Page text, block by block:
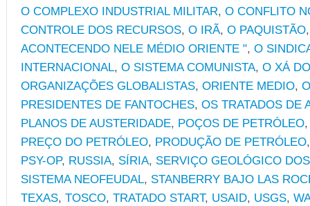
O COMPLEXO INDUSTRIAL MILITAR, O CONFLITO
CONTROLE DOS RECURSOS, O IRÃ, O PAQUISTÃO
ACONTECENDO NELE MÉDIO ORIENTE ", O
INTERNACIONAL, O SISTEMA COMUNISTA, O XÁ
ORGANIZAÇÕES GLOBALISTAS, ORIENTE MEDIO,
PRESIDENTES DE FANTOCHES, OS TRATADOS DE
PLANOS DE AUSTERIDADE, POÇOS DE PETRÓLEO
PREÇO DO PETRÓLEO, PRODUÇÃO DE PETRÓLEO
PSY-OP, RUSSIA, SÍRIA, SERVIÇO GEOLÓGICO
SISTEMA NEOFEUDAL, STANBERRY BAJO LAS
TEXAS, TOSCO, TRATADO START, USAID, USGS,